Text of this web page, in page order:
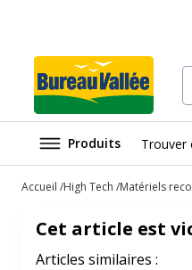
Produits Trouver
Accueil High Tech Matériels
Cet article est
Articles similaires :